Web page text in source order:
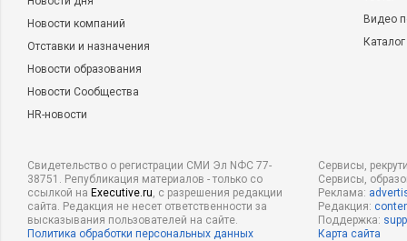
Новости компаний
Отставки и назначения
Новости образования
Новости Сообщества
HR-новости
Видео
Свидетельство о регистрации СМИ Эл NФС 77-
38751. Републикация материалов - только со
ссылкой на Executive.ru, с разрешения редакции
сайта. Редакция не несет ответственности за
высказывания пользователей на сайте.
Политика обработки персональных данных
Сервисы,
Сервисы,
Реклама:
Редакция:
Поддержка:
Карта сайта